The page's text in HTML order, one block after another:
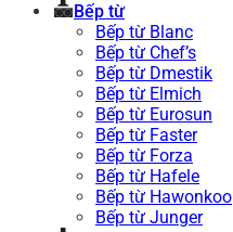
Bếp từ
Bếp từ Blanc
Bếp từ Chef’s
Bếp từ Dmestik
Bếp từ Elmich
Bếp từ Eurosun
Bếp từ Faster
Bếp từ Forza
Bếp từ Hafele
Bếp từ Hawonkoo
Bếp từ Junger